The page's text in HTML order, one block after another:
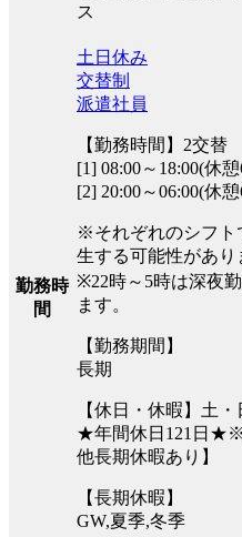
ス
勤務時
間
土日休み
交替制
派遣社員
【勤務時間】2交替
[1] 08:00～18:00(休
[2] 20:00～06:00(休
※それぞれのシフト
生する可能性があり
※22時～5時は深夜
ます。
【勤務期間】
長期
【休日・休暇】土
★年間休日121日★※
他長期休暇あり】
【長期休暇】
GW,夏季,冬季